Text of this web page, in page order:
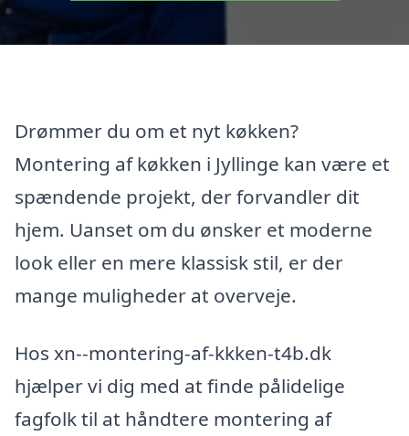
Drømmer du om et nyt køkken?
Montering af køkken i Jyllinge kan være et
spændende projekt, der forvandler dit
hjem. Uanset om du ønsker et moderne
look eller en mere klassisk stil, er der
mange muligheder at overveje.
Hos xn--montering-af-kkken-t4b.dk
hjælper vi dig med at finde pålidelige
fagfolk til at håndtere montering af